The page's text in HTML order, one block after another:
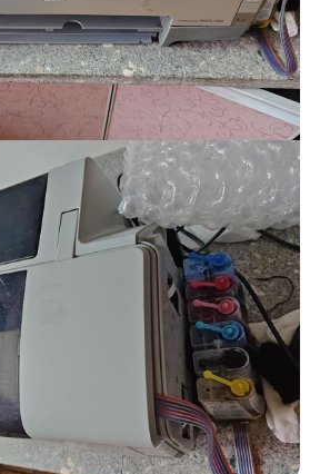
文印小镇┃
快印人才网
洋溪人才网┃快印人
按识别二维码看详情